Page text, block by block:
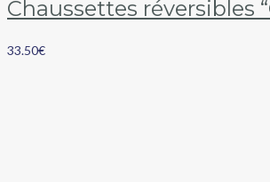
Chaussettes réversibles
33.50€